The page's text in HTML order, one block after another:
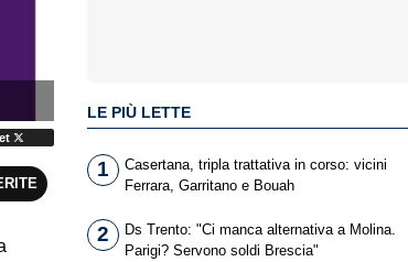
LE PIÙ LETTE
1
Casertana, tripla trattativa in corso: vicini
Ferrara, Garritano e Bouah
2
Ds Trento: "Ci manca alternativa a Molina.
Parigi? Servono soldi Brescia"